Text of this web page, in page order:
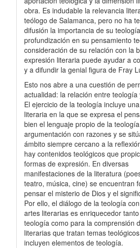
obra. Es indudable la relevancia
teólogo de Salamanca, pero no ha
difusión la importancia de su
profundización en su pensamiento
consideración de su relación con la
expresión literaria puede ayudar a
y a difundir la genial figura de Fray
Esto nos abre a una cuestión de
actualidad: la relación entre teología
El ejercicio de la teología incluye
literaria en la que se expresa el
bien el lenguaje propio de la
argumentación con razones y se
ámbito siempre cercano a la
hay contenidos teológicos que
formas de expresión. En diversas
manifestaciones de la literatura
teatro, música, cine) se encuentran
pensar el misterio de Dios y el
Por ello, el diálogo de la teología
artes literarias es enriquecedor
teología como para la comprensión
literarias que tratan temas
incluyen elementos de teología.